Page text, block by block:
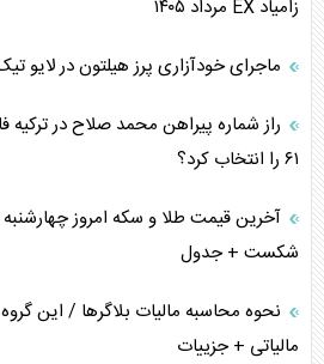
پیام، ظرفیت بالفعل‌نشده تجارت ایران
همسویی عربستان با سنتکام علیه متحدان
ترامپ و توهم خلع سلاح حماس
زامیاد EX مرداد ۱۴۰۵
ماجرای خودآزاری پرز هیلتون در لایو
راز شماره پیراهن محمد صلاح در
۶۱ را انتخاب کرد؟
شکست + جدول
نحوه محاسبه مالیات بلاگر‌ها / این گروه
مالیاتی + جزییات